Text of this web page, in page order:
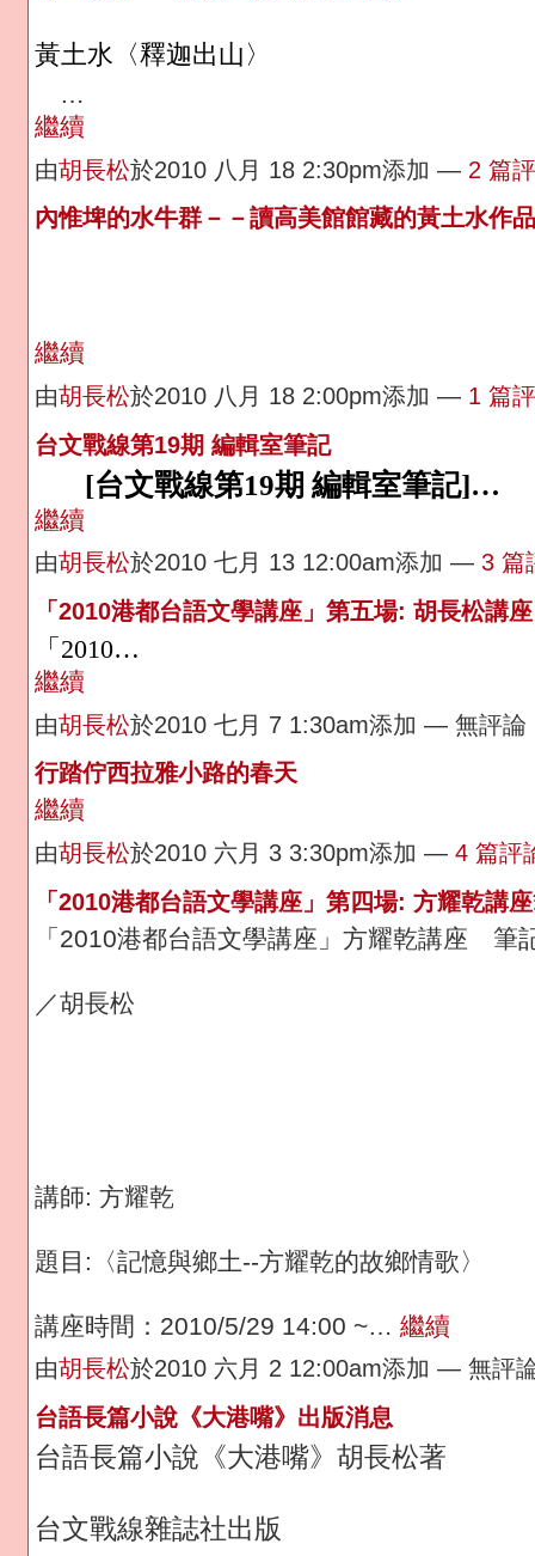
黃土水〈釋迦出山〉
…
繼續
由胡長松於2010 八月 18 2:30pm添加 — 2 篇
內惟埤的水牛群－－讀高美館館藏的黃土水作
繼續
由胡長松於2010 八月 18 2:00pm添加 — 1 篇
台文戰線第19期 編輯室筆記
[台文戰線第19期 編輯室筆記]…
繼續
由胡長松於2010 七月 13 12:00am添加 — 3 篇
「2010港都台語文學講座」第五場: 胡長松講
「 2010…
繼續
由胡長松於2010 七月 7 1:30am添加 — 無評論
行踏佇西拉雅小路的春天
繼續
由胡長松於2010 六月 3 3:30pm添加 — 4 篇評
「2010港都台語文學講座」第四場: 方耀乾講
「2010港都台語文學講座」方耀乾講座 筆
／胡長松
講師: 方耀乾
題目:〈記憶與鄉土--方耀乾的故鄉情歌〉
講座時間：2010/5/29 14:00 ~… 繼續
由胡長松於2010 六月 2 12:00am添加 — 無評
台語長篇小說《大港嘴》出版消息
台語長篇小說《大港嘴》胡長松著
台文戰線雜誌社出版